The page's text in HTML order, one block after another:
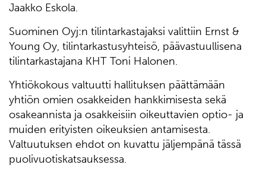
Jaakko Eskola.
Suominen Oyj:n tilintarkastajaksi valittiin Ernst &
Young Oy, tilintarkastusyhteisö, päävastuullisena
tilintarkastajana KHT Toni Halonen.
Yhtiökokous valtuutti hallituksen päättämään
yhtiön omien osakkeiden hankkimisesta sekä
osakeannista ja osakkeisiin oikeuttavien optio- ja
muiden erityisten oikeuksien antamisesta.
Valtuutuksen ehdot on kuvattu jäljempänä tässä
puolivuotiskatsauksessa.